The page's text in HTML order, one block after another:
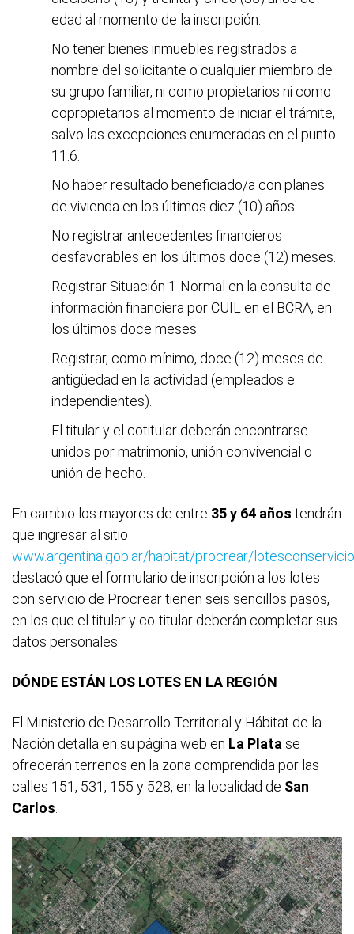
edad al momento de la inscripción.
No tener bienes inmuebles registrados a
nombre del solicitante o cualquier miembro de
su grupo familiar, ni como propietarios ni como
copropietarios al momento de iniciar el trámite,
salvo las excepciones enumeradas en el punto
11.6.
No haber resultado beneficiado/a con planes
de vivienda en los últimos diez (10) años.
No registrar antecedentes financieros
desfavorables en los últimos doce (12) meses.
Registrar Situación 1-Normal en la consulta de
información financiera por CUIL en el BCRA, en
los últimos doce meses.
Registrar, como mínimo, doce (12) meses de
antigüedad en la actividad (empleados e
independientes).
El titular y el cotitular deberán encontrarse
unidos por matrimonio, unión convivencial o
unión de hecho.
En cambio los mayores de entre 35 y 64 años tendrán
que ingresar al sitio
www.argentina.gob.ar/habitat/procrear/
destacó que el formulario de inscripción a los lotes
con servicio de Procrear tienen seis sencillos pasos,
en los que el titular y co-titular deberán completar sus
datos personales.
DÓNDE ESTÁN LOS LOTES EN LA REGIÓN
El Ministerio de Desarrollo Territorial y Hábitat de la
Nación detalla en su página web en La Plata se
ofrecerán terrenos en la zona comprendida por las
calles 151, 531, 155 y 528, en la localidad de San
Carlos.